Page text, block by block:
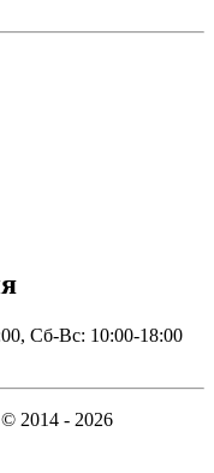
Сб-Вс: 10:00-18:00
2014 - 2026